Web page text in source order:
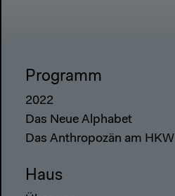
Programm
2022
Das Neue Alphabet
Das Anthropozän am HKW
Haus